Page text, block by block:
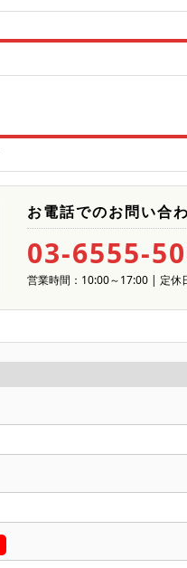
お電話でのお問い合
03-6555-
営業時間：10:00～17:00 | 定休